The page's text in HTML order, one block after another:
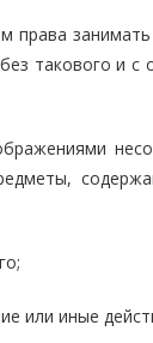
права
такового и с
иные